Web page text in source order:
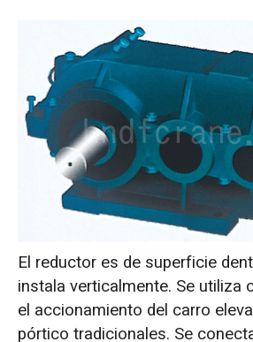
El reductor es de superficie
instala verticalmente. Se utiliza
el accionamiento del carro
pórtico tradicionales. Se